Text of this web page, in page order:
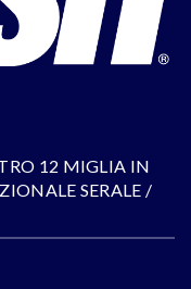
12 MIGLIA IN
SERALE /